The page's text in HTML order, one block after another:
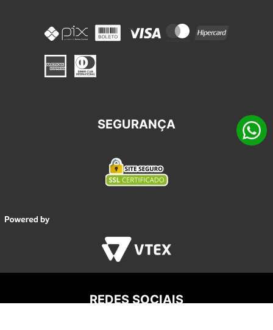
SEGURANÇA
REDES SOCIAIS